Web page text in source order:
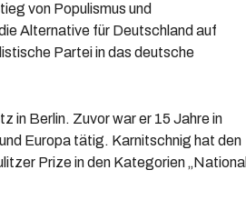
von Populismus und
Alternative für Deutschland auf
Partei in das deutsche
in Berlin. Zuvor war er 15 Jahre in
Europa tätig. Karnitschnig hat den
Prize in den Kategorien „National